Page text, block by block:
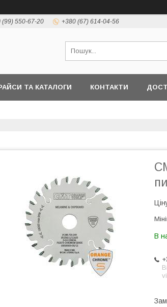
(99) 550-67-20 +380 (67) 614-04-56
ТА КАТАЛОГИ КОНТАКТИ
В